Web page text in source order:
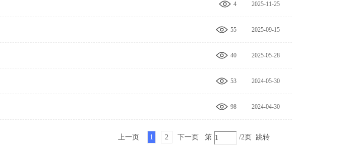
2025-11-25
4
2025-09-15
55
2025-05-28
40
2024-05-30
53
2024-04-30
98
上一页 1 2 下一页 第 /2页 跳转